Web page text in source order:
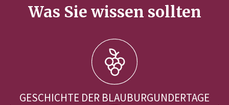
Was Sie wissen sollten
GESCHICHTE DER BLAUBURGUNDERTAGE